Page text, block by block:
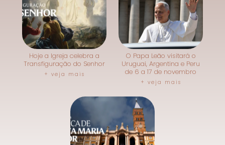
Hoje a Igreja celebra a
Transfiguração do Senhor
+ veja mais
O Papa Leão visitará o
Uruguai, Argentina e Peru
de 6 a 17 de novembro
+ veja mais